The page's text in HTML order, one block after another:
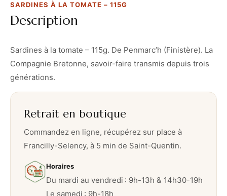
a
t
m
a
t
e
1
1
5
SARDINES À LA TOMATE – 115G
Description
Sardines à la tomate – 115g. De Penmarc’h (Finistère). La
Compagnie Bretonne, savoir-faire transmis depuis trois
générations.
Retrait en boutique
Commandez en ligne, récupérez sur place à
Francilly-Selency, à 5 min de Saint-Quentin.
Horaires
Du mardi au vendredi : 9h-13h & 14h30-19h
Le samedi : 9h-18h